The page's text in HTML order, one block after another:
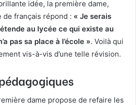
idée, la première dame,
français répond : « Je serais
au lycée ce qui existe au
pas sa place à l’école ». Voilà qui
vis-à-vis d’une telle révision.
dame propose de refaire les